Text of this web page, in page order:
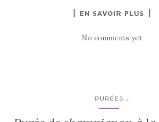
EN SAVOIR PLUS
No comments yet
PURÉES ...